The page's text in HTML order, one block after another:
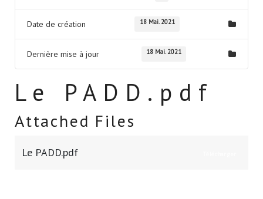
Date de création 18 Mai. 2021
Dernière mise à jour 18 Mai. 2021
Le PADD.pdf
Attached Files
Le PADD.pdf